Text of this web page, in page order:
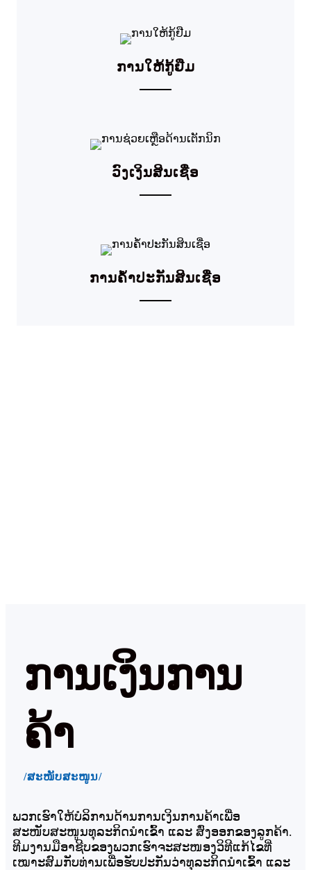
ການໃຫ້ກູ້ຢືມ
ວົງເງິນສິນເຊື່ອ
ການຄໍ້າປະກັນສິນເຊື່ອ
ການເງິນການ
ຄ້າ
/ສະໜັບສະໜູນ/
ພວກເຮົາໃຫ້ບໍລິການດ້ານການເງິນການຄ້າເພື່ອ
ສະໜັບສະໜູນທຸລະກິດນຳເຂົ້າ ແລະ ສົ່ງອອກຂອງລູກຄ້າ.
ທີມງານມືອາຊີບຂອງພວກເຮົາຈະສະໜອງວິທີແກ້ໄຂທີ່
ເໝາະສົມກັບທ່ານເພື່ອຮັບປະກັນວ່າທຸລະກິດນຳເຂົ້າ ແລະ